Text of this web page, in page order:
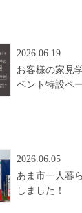
2026.06.19
お客様の家見
ベント特設ペ
2026.06.05
あま市一人暮
しました！